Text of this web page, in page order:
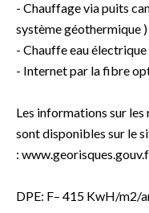
- Chauffage via puits
système géothermique )
- Chauffe eau électrique
- Internet par la fibre
Les informations sur les
sont disponibles sur le
:
DPE: F– 415 KwH/m2/